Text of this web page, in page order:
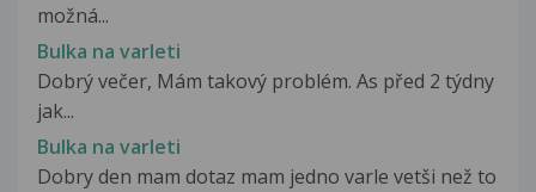
možná...
Bulka na varleti
Dobrý večer, Mám takový problém. As před 2 týdny
jak...
Bulka na varleti
Dobry den mam dotaz mam jedno varle vetši než to